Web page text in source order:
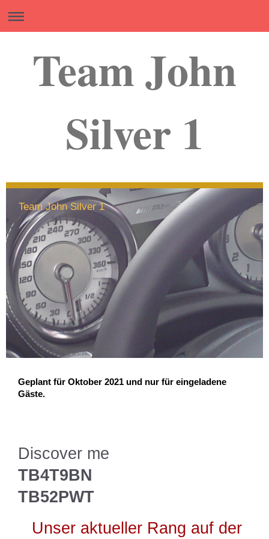
Team John
Silver 1
Team John Silver 1
Geplant für Oktober 2021 und nur für eingeladene
Gäste.
Discover me
TB4T9BN
TB52PWT
Unser aktueller Rang auf der